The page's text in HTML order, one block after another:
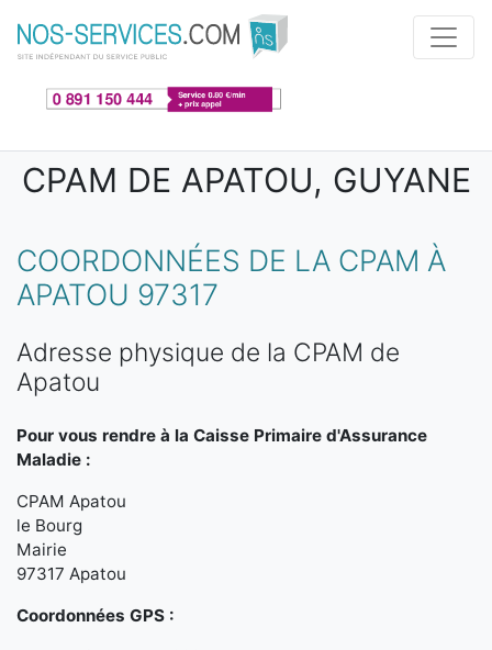
Aller au contenu principal
CPAM DE APATOU, GUYANE
COORDONNÉES DE LA CPAM À
APATOU 97317
Adresse physique de la CPAM de
Apatou
Pour vous rendre à la Caisse Primaire d'Assurance
Maladie :
CPAM Apatou
le Bourg
Mairie
97317 Apatou
Coordonnées GPS :